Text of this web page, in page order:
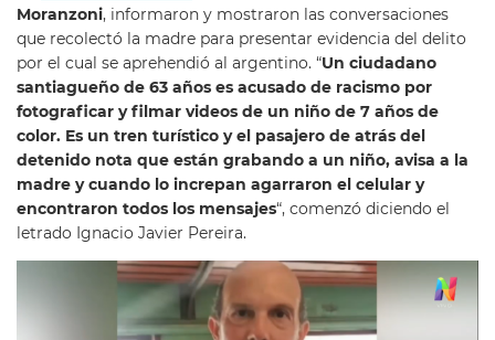
Moranzoni, informaron y mostraron las conversaciones
que recolectó la madre para presentar evidencia del delito
por el cual se aprehendió al argentino. “Un ciudadano
santiagueño de 63 años es acusado de racismo por
fotograficar y filmar videos de un niño de 7 años de
color. Es un tren turístico y el pasajero de atrás del
detenido nota que están grabando a un niño, avisa a la
madre y cuando lo increpan agarraron el celular y
encontraron todos los mensajes“, comenzó diciendo el
letrado Ignacio Javier Pereira.